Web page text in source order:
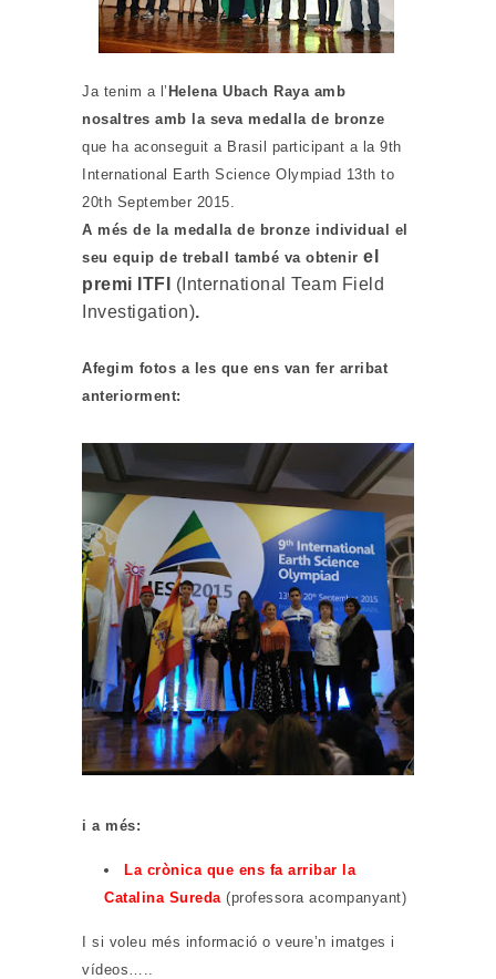
Ja tenim a l’Helena Ubach Raya amb
nosaltres amb la seva medalla de bronze
que ha aconseguit a Brasil participant a la 9th
International Earth Science Olympiad 13th to
20th September 2015.
A més de la medalla de bronze individual el
seu equip de treball també va obtenir el
premi ITFI ( International Team Field
Investigation).
Afegim fotos a les que ens van fer arribat
anteriorment:
i a més:
La crònica que ens fa arribar la
Catalina Sureda (professora acompanyant)
I si voleu més informació o veure’n imatges i
vídeos…..